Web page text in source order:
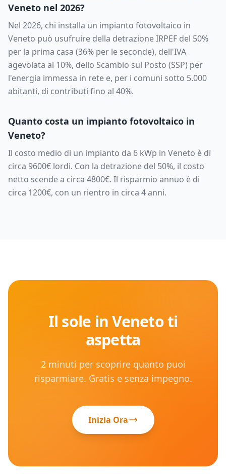
Veneto nel 2026?
Nel 2026, chi installa un impianto fotovoltaico in
Veneto può usufruire della detrazione IRPEF del 50%
per la prima casa (36% per le seconde), dell'IVA
agevolata al 10%, dello Scambio sul Posto (SSP) per
l'energia immessa in rete e, per i comuni sotto 5.000
abitanti, di contributi fino al 40%.
Quanto costa un impianto fotovoltaico in
Veneto?
Il costo medio di un impianto da 6 kWp in Veneto è di
circa 9600€ lordi. Con la detrazione del 50%, il costo
netto scende a circa 4800€. Il risparmio annuo è di
circa 1200€, con un rientro in circa 4anni.
Il sole inVenetoti
aspetta
2 minuti per scoprire quanto puoi
risparmiare. Gratis e senza impegno.
Inizia Ora